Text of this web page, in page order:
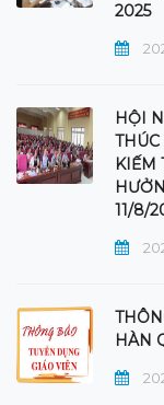
2025
HỘI
KIẾM
11/8/
HÀN